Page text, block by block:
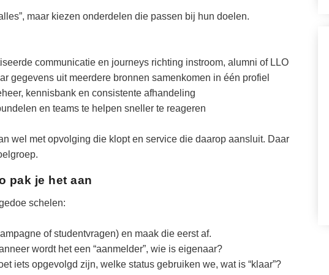
maar kiezen onderdelen die passen bij hun doelen.
communicatie en journeys richting instroom, alumni of LLO
gegevens uit meerdere bronnen samenkomen in één profiel
kennisbank en consistente afhandeling
en teams te helpen sneller te reageren
wel met opvolging die klopt en service die daarop aansluit. Daar
pak je het aan
schelen:
of studentvragen) en maak die eerst af.
wordt het een “aanmelder”, wie is eigenaar?
iets opgevolgd zijn, welke status gebruiken we, wat is “klaar”?